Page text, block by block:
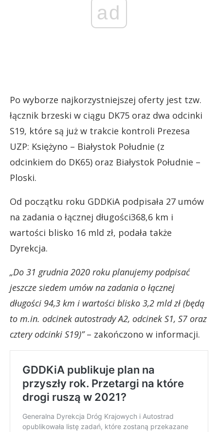
ad
Po wyborze najkorzystniejszej oferty jest tzw.
łącznik brzeski w ciągu DK75 oraz dwa odcinki
S19, które są już w trakcie kontroli Prezesa
UZP: Księżyno – Białystok Południe (z
odcinkiem do DK65) oraz Białystok Południe –
Ploski.
Od początku roku GDDKiA podpisała 27 umów
na zadania o łącznej długości368,6 km i
wartości blisko 16 mld zł, podała także
Dyrekcja.
„Do 31 grudnia 2020 roku planujemy podpisać
jeszcze siedem umów na zadania o łącznej
długości 94,3 km i wartości blisko 3,2 mld zł (będą
to m.in. odcinek autostrady A2, odcinek S1, S7 oraz
cztery odcinki S19)”– zakończono w informacji.